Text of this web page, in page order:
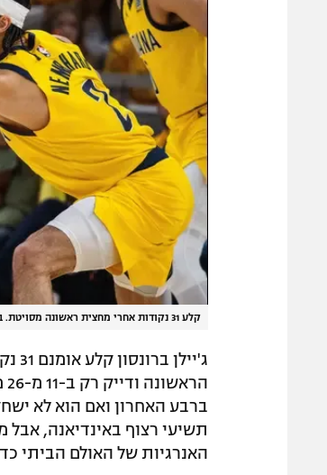
קלע 31 נקודות אחרי מחצית ראשונה מסויטת. ברונסון
ברבע האחרון ואם הוא לא
תשיעי רצוף באינדיאנה, אבל
האנרגיות של האולם הביתי